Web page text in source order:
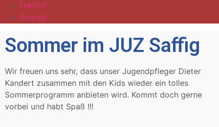
Freizeit
Kontakt
Sommer im JUZ Saffig
Wir freuen uns sehr, dass unser Jugendpfleger Dieter
Kandert zusammen mit den Kids wieder ein tolles
Sommerprogramm anbieten wird. Kommt doch gerne
vorbei und habt Spaß !!!